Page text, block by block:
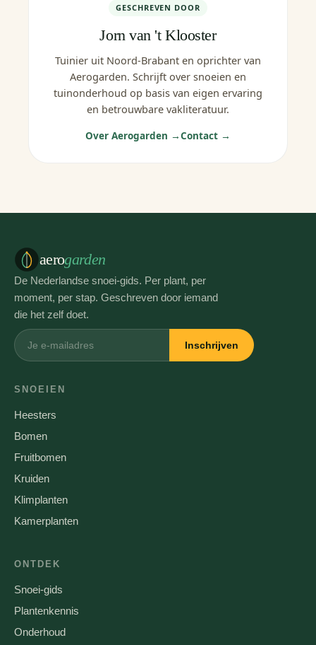
GESCHREVEN DOOR
Jorn van 't Klooster
Tuinier uit Noord-Brabant en oprichter van
Aerogarden. Schrijft over snoeien en
tuinonderhoud op basis van eigen ervaring
en betrouwbare vakliteratuur.
Over Aerogarden →Contact →
aerogarden
De Nederlandse snoei-gids. Per plant, per
moment, per stap. Geschreven door iemand
die het zelf doet.
Inschrijven
SNOEIEN
Heesters
Bomen
Fruitbomen
Kruiden
Klimplanten
Kamerplanten
ONTDEK
Snoei-gids
Plantenkennis
Onderhoud